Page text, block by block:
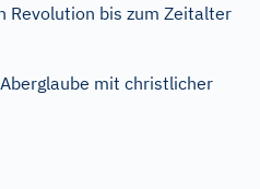
Revolution bis zum Zeitalter
mit christlicher